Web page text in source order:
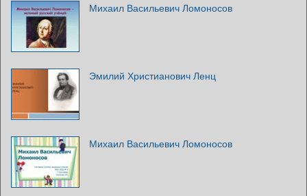
Михаил Васильевич Ломоносов
Эмилий Христианович Ленц
Михаил Васильевич Ломоносов